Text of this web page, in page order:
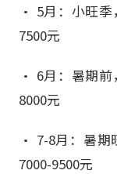
• 5月：小旺季
7500元
• 6月：暑期前
8000元
• 7-8月：暑期
7000-9500元